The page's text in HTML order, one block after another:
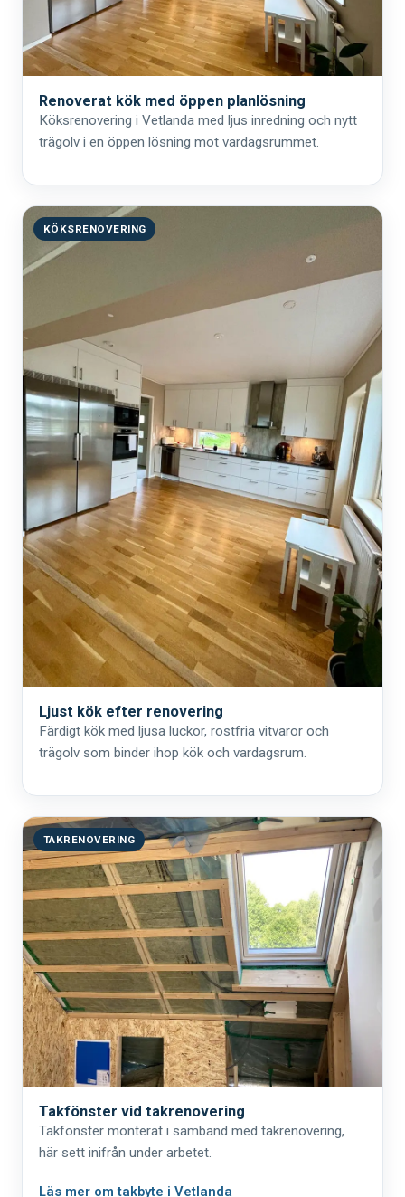
Renoverat kök med öppen planlösning
Köksrenovering i Vetlanda med ljus inredning och nytt
trägolv i en öppen lösning mot vardagsrummet.
KÖKSRENOVERING
Ljust kök efter renovering
Färdigt kök med ljusa luckor, rostfria vitvaror och
trägolv som binder ihop kök och vardagsrum.
TAKRENOVERING
Takfönster vid takrenovering
Takfönster monterat i samband med takrenovering,
här sett inifrån under arbetet.
Läs mer om takbyte i Vetlanda